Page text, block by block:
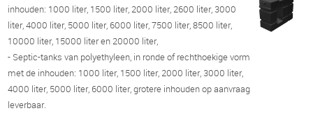
inhouden: 1000 liter, 1500 liter, 2000 liter, 2600 liter, 3000
liter, 4000 liter, 5000 liter, 6000 liter, 7500 liter, 8500 liter,
10000 liter, 15000 liter en 20000 liter,
- Septic-tanks van polyethyleen, in ronde of rechthoekige vorm
met de inhouden: 1000 liter, 1500 liter, 2000 liter, 3000 liter,
4000 liter, 5000 liter, 6000 liter, grotere inhouden op aanvraag
leverbaar.